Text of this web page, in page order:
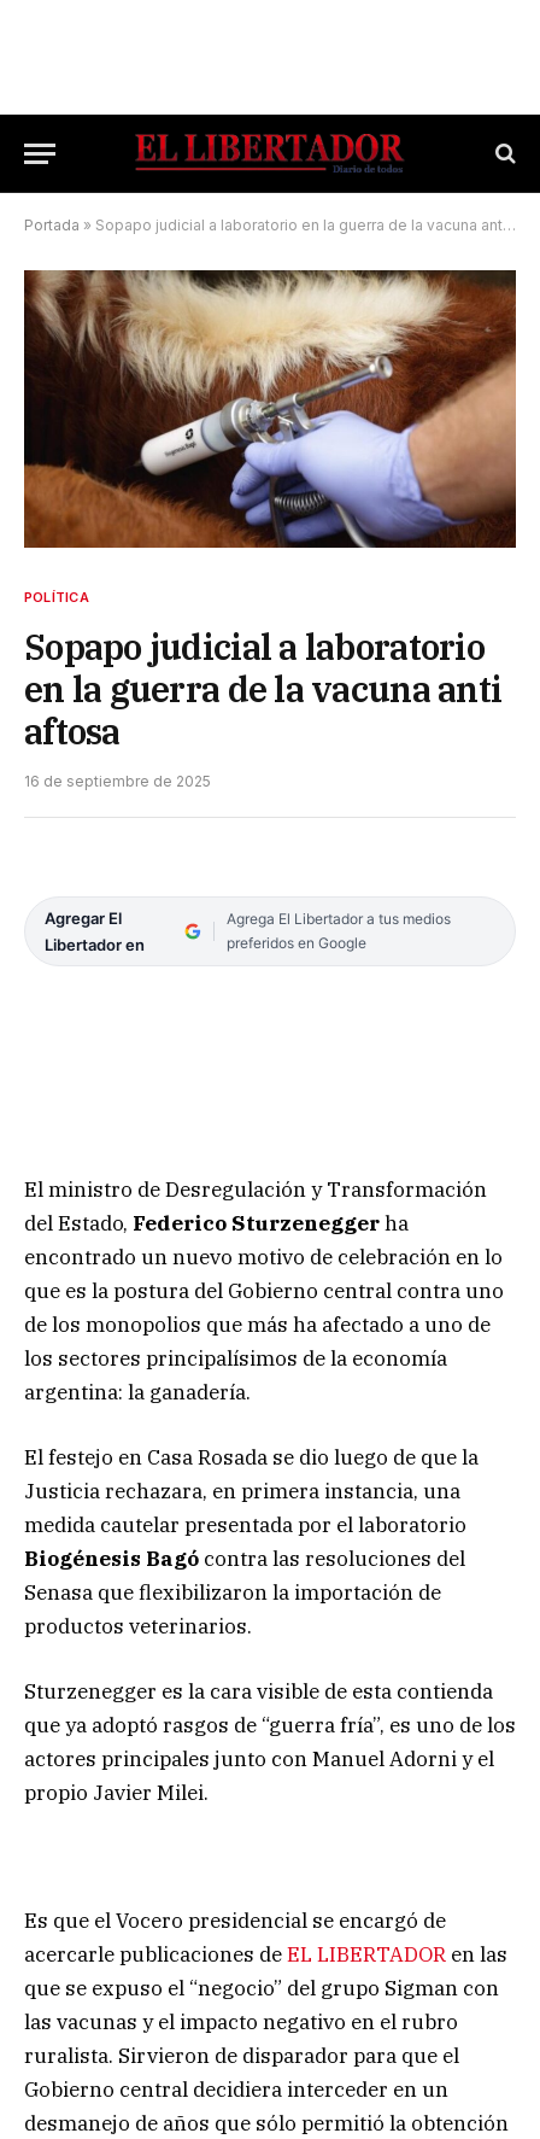
Portada » Sopapo judicial a laboratorio en la guerra de la vacuna anti aftosa
POLÍTICA
Sopapo judicial a laboratorio
en la guerra de la vacuna anti
aftosa
16 de septiembre de 2025
Agregar El
Libertador en
Agrega El Libertador a tus medios
preferidos en Google
El ministro de Desregulación y Transformación
del Estado, Federico Sturzeneggerha
encontrado un nuevo motivo de celebración en lo
que es la postura del Gobierno central contra uno
de los monopolios que más ha afectado a uno de
los sectores principalísimos de la economía
argentina: la ganadería.
El festejo en Casa Rosada se dio luego de que la
Justicia rechazara, en primera instancia, una
medida cautelar presentada por el laboratorio
Biogénesis Bagó contra las resoluciones del
Senasa que flexibilizaron la importación de
productos veterinarios.
Sturzenegger es la cara visible de esta contienda
que ya adoptó rasgos de “guerra fría”, es uno de los
actores principales junto con Manuel Adorni y el
propio Javier Milei.
Es que el Vocero presidencial se encargó de
acercarle publicaciones deEL LIBERTADOR en las
que se expuso el “negocio” del grupo Sigman con
las vacunas y el impacto negativo en el rubro
ruralista. Sirvieron de disparador para que el
Gobierno central decidiera interceder en un
desmanejo de años que sólo permitió la obtención